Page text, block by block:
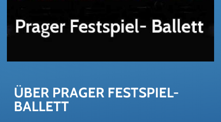
ÜBER PRA­GER FESTSPIEL-​
BALLETT